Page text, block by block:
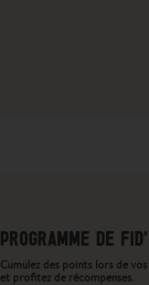
PROGRAMME DE FID'
Cumulez des points lors de
et profitez de récompenses.